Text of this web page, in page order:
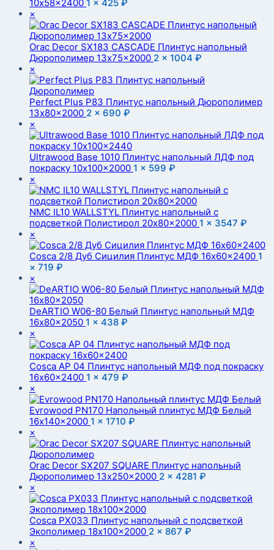
10x58x2400 1 × 425 ₽
×
Orac Decor SX183 CASCADE Плинтус напольный
Дюрополимер 13x75x2000 2 × 1004 ₽
×
Perfect Plus P83 Плинтус напольный Дюрополимер
13x80x2000 2 × 690 ₽
×
Ultrawood Base 1010 Плинтус напольный ЛДФ под
покраску 10x100x2000 1 × 599 ₽
×
NMC IL10 WALLSTYL Плинтус напольный с
подсветкой Полистирол 20x80x2000 1 × 3547 ₽
×
Cosca 2/8 Дуб Сицилия Плинтус МДФ 16x60x2400 1
× 719 ₽
×
DeARTIO W06-80 Белый Плинтус напольный МДФ
16x80x2050 1 × 438 ₽
×
Cosca AP 04 Плинтус напольный МДФ под покраску
16x60x2400 1 × 479 ₽
×
Evrowood PN170 Напольный плинтус МДФ Белый
16x140x2000 1 × 1710 ₽
×
Orac Decor SX207 SQUARE Плинтус напольный
Дюрополимер 13x250x2000 2 × 4281 ₽
×
Cosca PX033 Плинтус напольный с подсветкой
Экополимер 18x100x2000 2 × 867 ₽
×